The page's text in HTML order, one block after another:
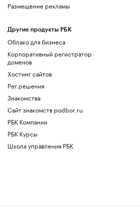
Размещение рекламы
Другие продукты РБК
Облако для бизнеса
Корпоративный регистратор
доменов
Хостинг сайтов
Рег.решения
Знакомства
Сайт знакомств podbor.ru
РБК Компании
РБК Курсы
Школа управления РБК